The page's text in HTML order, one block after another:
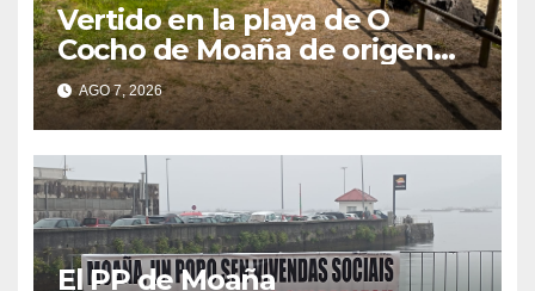
Vertido en la playa de O
Cocho de Moaña de origen
desconocido
AGO 7, 2026
El PP de Moaña